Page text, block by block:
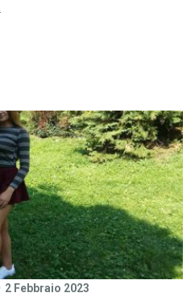
2 Febbraio 2023